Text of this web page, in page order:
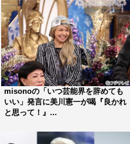
misonoの「いつ芸能界を辞めても
いい」発言に美川憲一が喝『良かれ
と思って！』...